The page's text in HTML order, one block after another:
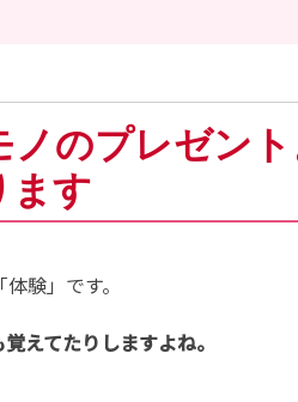
ノのプレゼン
ます
験」です。
えてたりしますよね。